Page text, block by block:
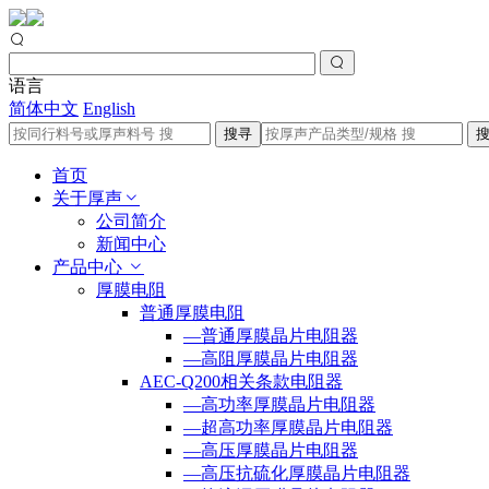
语言
简体中文 English
搜寻
首页
关于厚声
公司简介
新闻中心
产品中心
厚膜电阻
普通厚膜电阻
—普通厚膜晶片电阻器
—高阻厚膜晶片电阻器
AEC-Q200相关条款电阻器
—高功率厚膜晶片电阻器
—超高功率厚膜晶片电阻器
—高压厚膜晶片电阻器
—高压抗硫化厚膜晶片电阻器